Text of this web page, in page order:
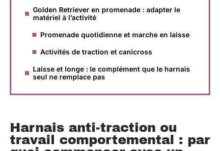
Golden Retriever en promenade : adapter le
matériel à l’activité
Promenade quotidienne et marche en laisse
Activités de traction et canicross
Laisse et longe : le complément que le harnais
seul ne remplace pas
Harnais anti-traction ou
travail comportemental : par